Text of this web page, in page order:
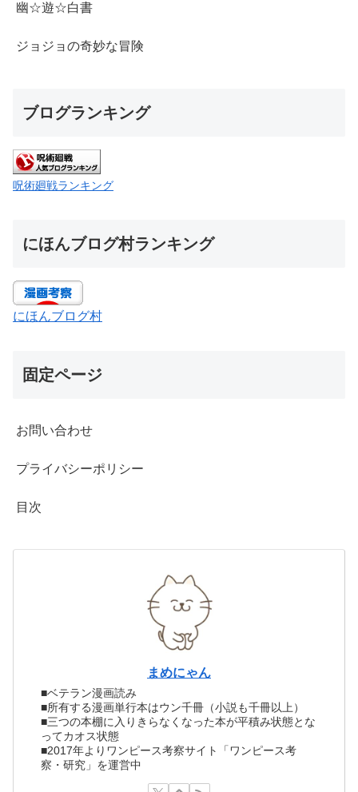
幽☆遊☆白書
ジョジョの奇妙な冒険
ブログランキング
呪術廻戦ランキング
にほんブログ村ランキング
にほんブログ村
固定ページ
お問い合わせ
プライバシーポリシー
目次
まめにゃん
■ベテラン漫画読み
■所有する漫画単行本はウン千冊（小説も千冊以上）
■三つの本棚に入りきらなくなった本が平積み状態とな
ってカオス状態
■2017年よりワンピース考察サイト「ワンピース考
察・研究」を運営中